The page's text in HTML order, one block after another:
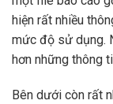
hiện rất nhiều
mức độ sử dụng.
hơn những thông
Bên dưới còn rất